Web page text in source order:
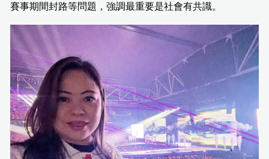
賽事期間封路等問題，強調最重要是社會有共識。